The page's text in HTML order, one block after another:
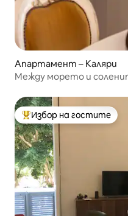
Апартамент – Каляри
Между морето и
Най-популярен избор
Избор на гостите